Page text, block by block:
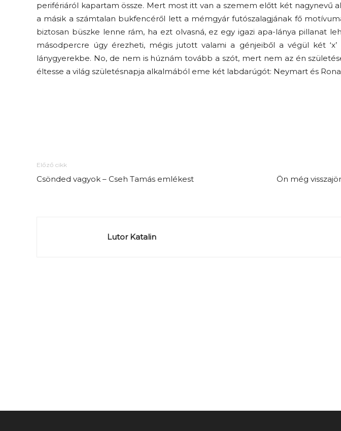
perifériáról kapartam össze. Mert most itt van a szemem előtt két nagynevű
a másik a számtalan bukfencéről lett a mémgyár futószalagjának fő
biztosan büszke lenne rám, ha ezt olvasná, ez egy igazi apa-lánya pillanat
másodpercre úgy érezheti, mégis jutott valami a génjeiből a végül két ‘x’
lánygyerekbe. No, de nem is húznám tovább a szót, mert nem az én
éltesse a világ születésnapja alkalmából eme két labdarúgót: Neymart és
Előző cikk
Csönded vagyok – Cseh Tamás emlékest
Ön még
Lutor Katalin